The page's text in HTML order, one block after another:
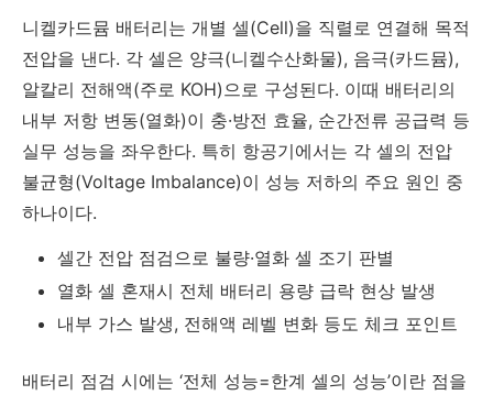
니켈카드뮴 배터리는 개별 셀(Cell)을 직렬로 연결해 목적
전압을 낸다. 각 셀은 양극(니켈수산화물), 음극(카드뮴),
알칼리 전해액(주로 KOH)으로 구성된다. 이때 배터리의
내부 저항 변동(열화)이 충·방전 효율, 순간전류 공급력 등
실무 성능을 좌우한다. 특히 항공기에서는 각 셀의 전압
불균형(Voltage Imbalance)이 성능 저하의 주요 원인 중
하나이다.
셀간 전압 점검으로 불량·열화 셀 조기 판별
열화 셀 혼재시 전체 배터리 용량 급락 현상 발생
내부 가스 발생, 전해액 레벨 변화 등도 체크 포인트
배터리 점검 시에는 ‘전체 성능=한계 셀의 성능’이란 점을